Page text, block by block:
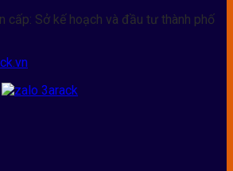
cấp: Sở kế hoạch và đầu tư thành phố